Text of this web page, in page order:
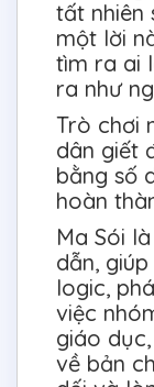
tất nhiên
một lời
tìm ra ai
ra như
Trò chơi
dân giết
bằng số
hoàn
Ma Sói
dẫn,
logic,
việc
giáo
về bản